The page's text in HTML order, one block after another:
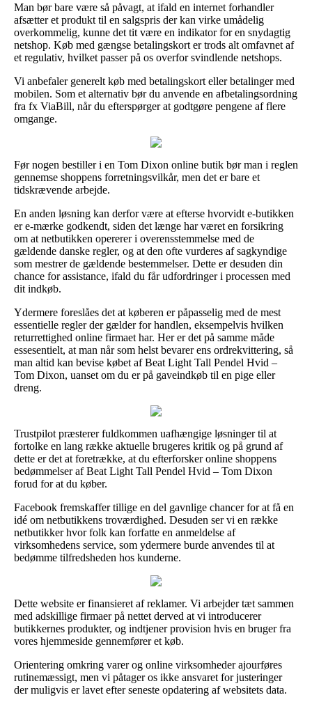
Man bør bare være så påvagt, at ifald en internet forhandler
afsætter et produkt til en salgspris der kan virke umådelig
overkommelig, kunne det tit være en indikator for en snydagtig
netshop. Køb med gængse betalingskort er trods alt omfavnet af
et regulativ, hvilket passer på os overfor svindlende netshops.
Vi anbefaler generelt køb med betalingskort eller betalinger med
mobilen. Som et alternativ bør du anvende en afbetalingsordning
fra fx ViaBill, når du efterspørger at godtgøre pengene af flere
omgange.
Før nogen bestiller i en Tom Dixon online butik bør man i reglen
gennemse shoppens forretningsvilkår, men det er bare et
tidskrævende arbejde.
En anden løsning kan derfor være at efterse hvorvidt e-butikken
er e-mærke godkendt, siden det længe har været en forsikring
om at netbutikken opererer i overensstemmelse med de
gældende danske regler, og at den ofte vurderes af sagkyndige
som mestrer de gældende bestemmelser. Dette er desuden din
chance for assistance, ifald du får udfordringer i processen med
dit indkøb.
Ydermere foreslåes det at køberen er påpasselig med de mest
essentielle regler der gælder for handlen, eksempelvis hvilken
returrettighed online firmaet har. Her er det på samme måde
essesentielt, at man når som helst bevarer ens ordrekvittering, så
man altid kan bevise købet af Beat Light Tall Pendel Hvid –
Tom Dixon, uanset om du er på gaveindkøb til en pige eller
dreng.
Trustpilot præsterer fuldkommen uafhængige løsninger til at
fortolke en lang række aktuelle brugeres kritik og på grund af
dette er det at foretrække, at du efterforsker online shoppens
bedømmelser af Beat Light Tall Pendel Hvid – Tom Dixon
forud for at du køber.
Facebook fremskaffer tillige en del gavnlige chancer for at få en
idé om netbutikkens troværdighed. Desuden ser vi en række
netbutikker hvor folk kan forfatte en anmeldelse af
virksomhedens service, som ydermere burde anvendes til at
bedømme tilfredsheden hos kunderne.
Dette website er finansieret af reklamer. Vi arbejder tæt sammen
med adskillige firmaer på nettet derved at vi introducerer
butikkernes produkter, og indtjener provision hvis en bruger fra
vores hjemmeside gennemfører et køb.
Orientering omkring varer og online virksomheder ajourføres
rutinemæssigt, men vi påtager os ikke ansvaret for justeringer
der muligvis er lavet efter seneste opdatering af websitets data.